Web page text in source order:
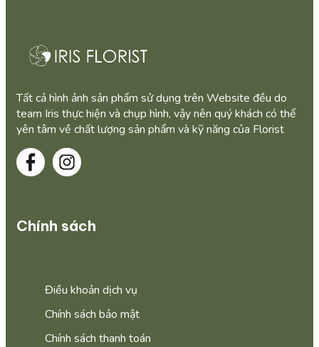
Tất cả hình ảnh sản phẩm sử dụng trên Website đều do
team Iris thực hiện và chụp hình, vậy nên quý khách có thể
yên tâm về chất lượng sản phẩm và kỹ năng của Florist
Chính sách
Điều khoản dịch vụ
Chính sách bảo mật
Chính sách thanh toán